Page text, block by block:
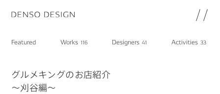
JP EN
Topics
Works
Featured Works 116 Designers 41 Activities 33
グルメキングのお店紹介
～刈谷編～